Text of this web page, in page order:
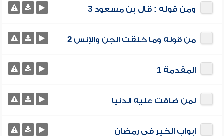
ومن قوله : قال بن مسعود 3
من قوله وما خلقت الجن والإنس 2
المقدمة 1
لمن ضاقت عليه الدنيا
ابواب الخير فى رمضان